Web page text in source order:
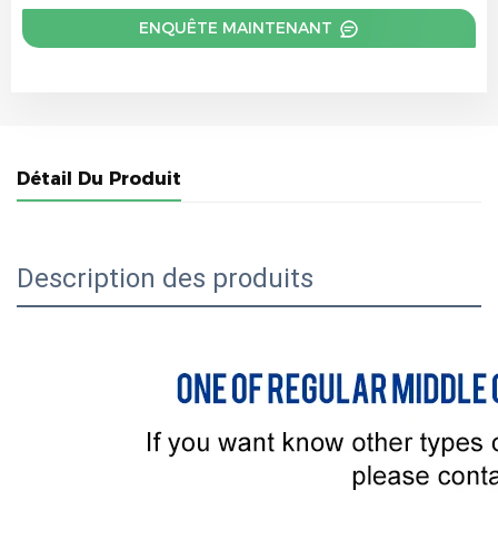
ENQUÊTE MAINTENANT
Détail Du Produit
Description des produits